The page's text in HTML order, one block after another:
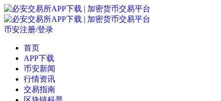
币安注册/登录
首页
APP下载
币安新闻
行情资讯
交易指南